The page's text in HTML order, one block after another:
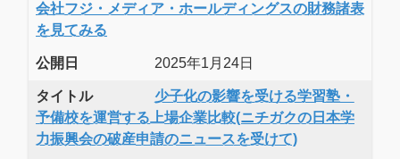
会社フジ・メディア・ホールディングスの財務諸表
を見てみる
公開日 2025年1月24日
タイトル
少子化の影響を受ける学習塾・
予備校を運営する上場企業比較(ニチガクの日本学
力振興会の破産申請のニュースを受けて)